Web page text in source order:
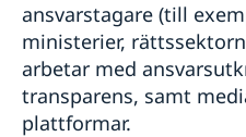
ansvarstagare (till
ministerier,
arbetar med
transparens, samt
plattformar.